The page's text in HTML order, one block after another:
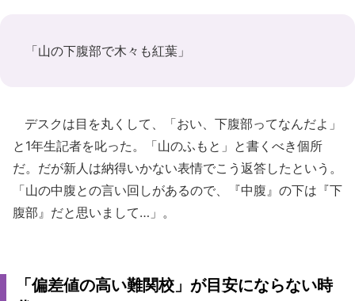
「山の下腹部で木々も紅葉」
デスクは目を丸くして、「おい、下腹部ってなんだよ」
と1年生記者を叱った。「山のふもと」と書くべき個所
だ。だが新人は納得いかない表情でこう返答したという。
「山の中腹との言い回しがあるので、『中腹』の下は『下
腹部』だと思いまして…」。
「偏差値の高い難関校」が目安にならない時